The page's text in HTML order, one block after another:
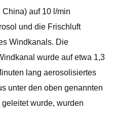
auf 10 l/min
und die Frischluft
Windkanals. Die
wurde auf etwa 1,3
lang aerosolisiertes
unter den oben genannten
wurde, wurden